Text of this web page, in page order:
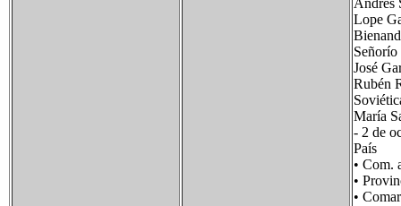
Andrés
Lope
Señorío
José
Rubén
María
- 2 de
País
•
•
•